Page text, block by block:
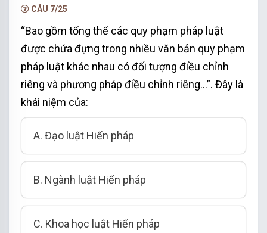
CÂU 7/25
“Bao gồm tổng thể các quy phạm pháp luật
được chứa đựng trong nhiều văn bản quy phạm
pháp luật khác nhau có đối tượng điều chỉnh
riêng và phương pháp điều chỉnh riêng…”. Đây là
khái niệm của:
A. Đạo luật Hiến pháp
B. Ngành luật Hiến pháp
C. Khoa học luật Hiến pháp